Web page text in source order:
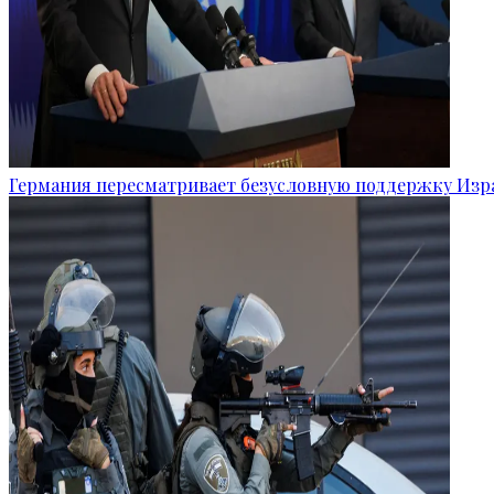
Германия пересматривает безусловную поддержку